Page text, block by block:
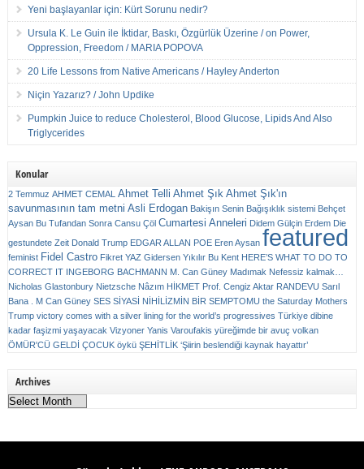
Yeni başlayanlar için: Kürt Sorunu nedir?
Ursula K. Le Guin ile İktidar, Baskı, Özgürlük Üzerine / on Power,
Oppression, Freedom / MARIA POPOVA
20 Life Lessons from Native Americans / Hayley Anderton
Niçin Yazarız? / John Updike
Pumpkin Juice to reduce Cholesterol, Blood Glucose, Lipids And Also
Triglycerides
Konular
2 Temmuz AHMET CEMAL Ahmet Telli Ahmet Şık Ahmet Şık'ın
savunmasının tam metni Asli Erdogan Bakişın Senin Bağışıklık sistemi Behçet
Aysan Bu Tufandan Sonra Cansu Çöl Cumartesi Anneleri Didem Gülçin Erdem Die
gestundete Zeit Donald Trump EDGAR ALLAN POE Eren Aysan featured
feminist Fidel Castro Fikret YAZ Gidersen Yıkılır Bu Kent HERE’S WHAT TO DO TO
CORRECT IT INGEBORG BACHMANN M. Can Güney Madımak Nefessiz kalmak…
Nicholas Glastonbury Nietzsche Nâzım HİKMET Prof. Cengiz Aktar RANDEVU Sarıl
Bana . M Can Güney SES SİYASİ NİHİLİZMİN BİR SEMPTOMU the Saturday Mothers
Trump victory comes with a silver lining for the world’s progressives Türkiye dibine
kadar faşizmi yaşayacak Vizyoner Yanis Varoufakis yüreğimde bir avuç volkan
ÖMÜR'CÜ GELDİ ÇOCUK öykü ŞEHİTLİK ‘Şiirin beslendiği kaynak hayattır’
Archives
Archives